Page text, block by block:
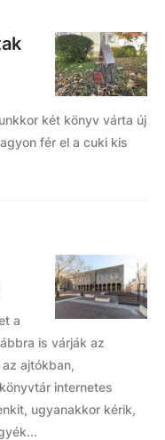
két könyv várta új
fér el a cuki kis
a
is várják az
ajtókban,
internetes
ugyanakkor kérik,